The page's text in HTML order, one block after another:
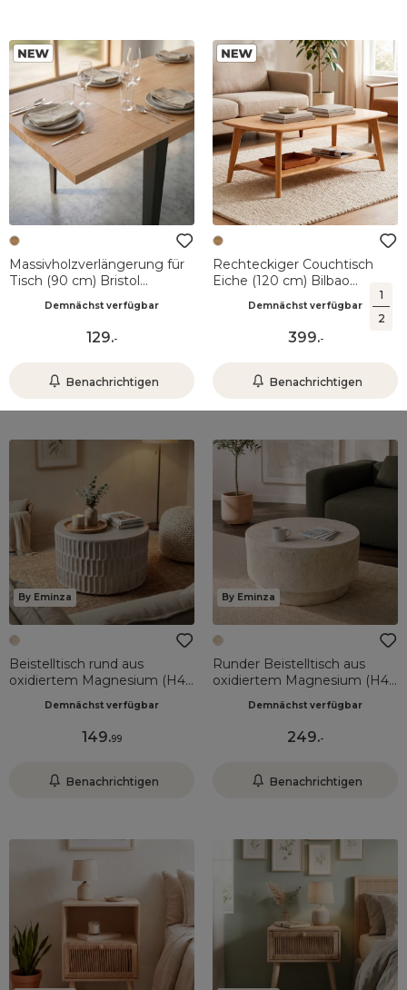
1
2
Massivholzverlängerung für
Tisch (90 cm) Bristol
Demnächst verfügbar
129.-
Benachrichtigen
Rechteckiger Couchtisch
Eiche (120 cm) Bilbao
Demnächst verfügbar
399.-
Benachrichtigen
By Eminza
Beistelltisch rund aus
oxidiertem Magnesium (H42
Demnächst verfügbar
149.99
Benachrichtigen
By Eminza
Runder Beistelltisch aus
oxidiertem Magnesium (H42
Demnächst verfügbar
249.-
Benachrichtigen